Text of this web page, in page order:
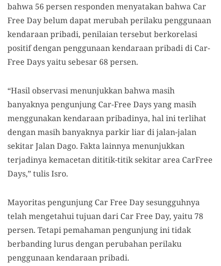
bahwa 56 persen responden menyatakan bahwa Car
Free Day belum dapat merubah perilaku penggunaan
kendaraan pribadi, penilaian tersebut berkorelasi
positif dengan penggunaan kendaraan pribadi di Car-
Free Days yaitu sebesar 68 persen.
“Hasil observasi menunjukkan bahwa masih
banyaknya pengunjung Car-Free Days yang masih
menggunakan kendaraan pribadinya, hal ini terlihat
dengan masih banyaknya parkir liar di jalan-jalan
sekitar Jalan Dago. Fakta lainnya menunjukkan
terjadinya kemacetan dititik-titik sekitar area CarFree
Days,” tulis Isro.
Mayoritas pengunjung Car Free Day sesungguhnya
telah mengetahui tujuan dari Car Free Day, yaitu 78
persen. Tetapi pemahaman pengunjung ini tidak
berbanding lurus dengan perubahan perilaku
penggunaan kendaraan pribadi.